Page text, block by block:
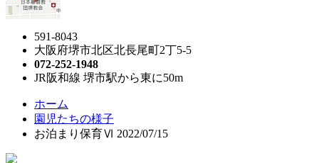
591-8043
大阪府堺市北区北長尾町2丁5-5
072-252-1948
JR阪和線 堺市駅から東に50m
ホーム
園児たちの様子
お泊まり保育Ⅵ 2022/07/15